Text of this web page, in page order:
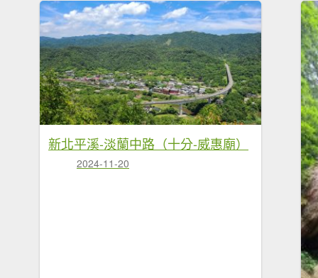
新北平溪-淡蘭中路（十分-威惠廟）
2024-11-20